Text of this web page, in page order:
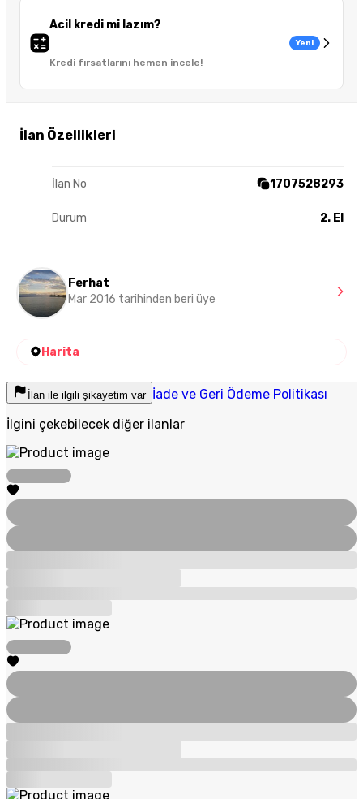
Acil kredi mi lazım?
Kredi fırsatlarını hemen incele!
Yeni
İlan Özellikleri
İlan No 1707528293
Durum 2. El
Ferhat
Mar 2016 tarihinden beri üye
Harita
İlan ile ilgili şikayetim var İade ve Geri Ödeme Politikası
İlgini çekebilecek diğer ilanlar